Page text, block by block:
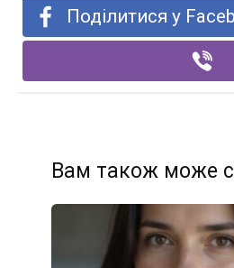
Поділитися у
Вам також може